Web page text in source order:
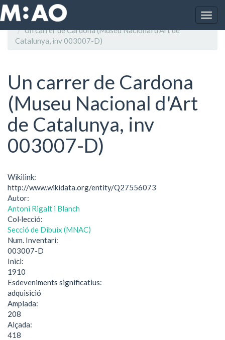
Vés al contingut
Inici
Un carrer de Cardona (Museu Nacional d'Art de
Catalunya, inv 003007-D)
Un carrer de Cardona
(Museu Nacional d'Art
de Catalunya, inv
003007-D)
Wikilink:
http://www.wikidata.org/entity/Q27556073
Autor:
Antoni Rigalt i Blanch
Col·lecció:
Secció de Dibuix (MNAC)
Num. Inventari:
003007-D
Inici:
1910
Esdeveniments significatius:
adquisició
Amplada:
208
Alçada:
418